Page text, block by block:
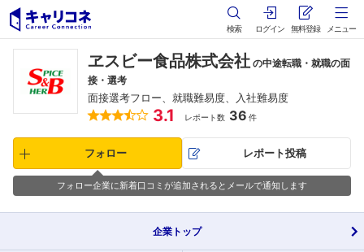
検索 ログイン 無料登録 メニュー
ヱスビー食品株式会社 の中途転職・就職の面
接・選考
面接選考フロー、就職難易度、入社難易度
3.1 レポート数 36 件
フォロー レポート投稿
フォロー企業に新着口コミが追加されるとメールで通知します
企業 トップ